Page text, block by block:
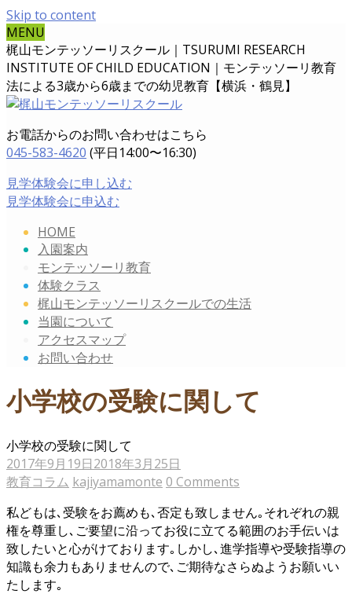
Skip to content
MENU
梶山モンテッソーリスクール｜TSURUMI RESEARCH
INSTITUTE OF CHILD EDUCATION｜ モンテッソーリ教育
法による3歳から6歳までの幼児教育【横浜・鶴見】
お電話からのお問い合わせはこちら
045-583-4620 (平日14:00〜16:30)
見学体験会に申し込む
見学体験会に申込む
HOME
入園案内
モンテッソーリ教育
体験クラス
梶山モンテッソーリスクールでの生活
当園について
アクセスマップ
お問い合わせ
小学校の受験に関して
小学校の受験に関して
2017年9月19日2018年3月25日
教育コラム kajiyamamonte 0 Comments
私どもは､受験をお薦めも､否定も致しません｡それぞれの親
権を尊重し､ご要望に沿ってお役に立てる範囲のお手伝いは
致したいと心がけております｡しかし､進学指導や受験指導の
知識も余力もありませんので､ご期待なさらぬようお願いい
たします｡